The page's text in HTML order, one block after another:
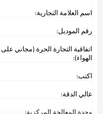
اسم العلامة التجارية:
رقم الموديل:
اتفاقية التجارة الحرة (مجاني على
الهواء):
اكتب:
عالي الدقة:
وحدة المعالجة المركزية: